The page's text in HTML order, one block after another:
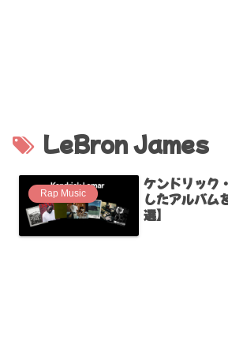
LeBron James
Rap Music
ケンドリック
したアルバム
選】